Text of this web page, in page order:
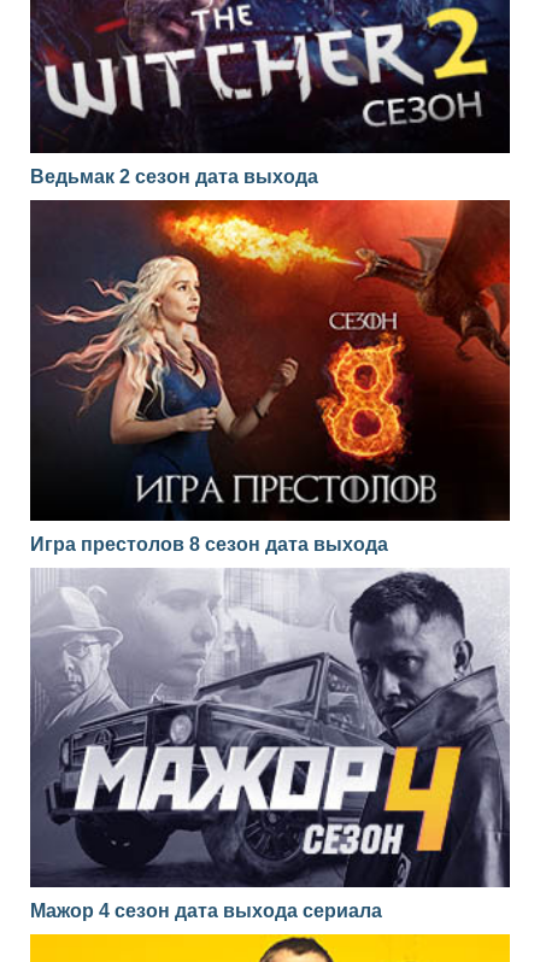
Ведьмак 2 сезон дата выхода
Игра престолов 8 сезон дата выхода
Мажор 4 сезон дата выхода сериала